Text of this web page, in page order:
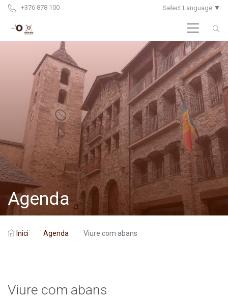
+376 878 100 Select Language ▼
Agenda
Inici Agenda Viure com abans
Viure com abans